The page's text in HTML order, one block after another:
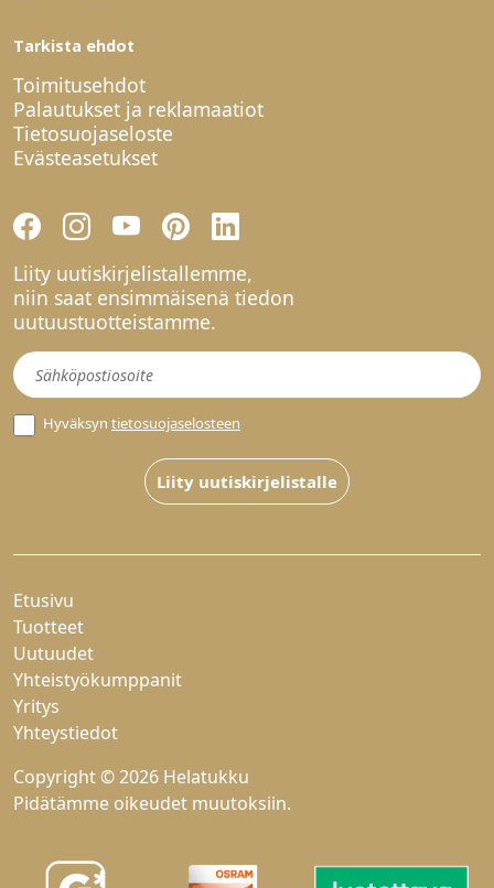
Tarkista ehdot
Toimitusehdot
Palautukset ja reklamaatiot
Tietosuojaseloste
Evästeasetukset
Liity uutiskirjelistallemme,
niin saat ensimmäisenä tiedon
uutuustuotteistamme.
Uutiskirje
Hyväksyn tietosuojaselosteen
Liity uutiskirjelistalle
Etusivu
Tuotteet
Uutuudet
Yhteistyökumppanit
Yritys
Yhteystiedot
Copyright © 2026 Helatukku
Pidätämme oikeudet muutoksiin.